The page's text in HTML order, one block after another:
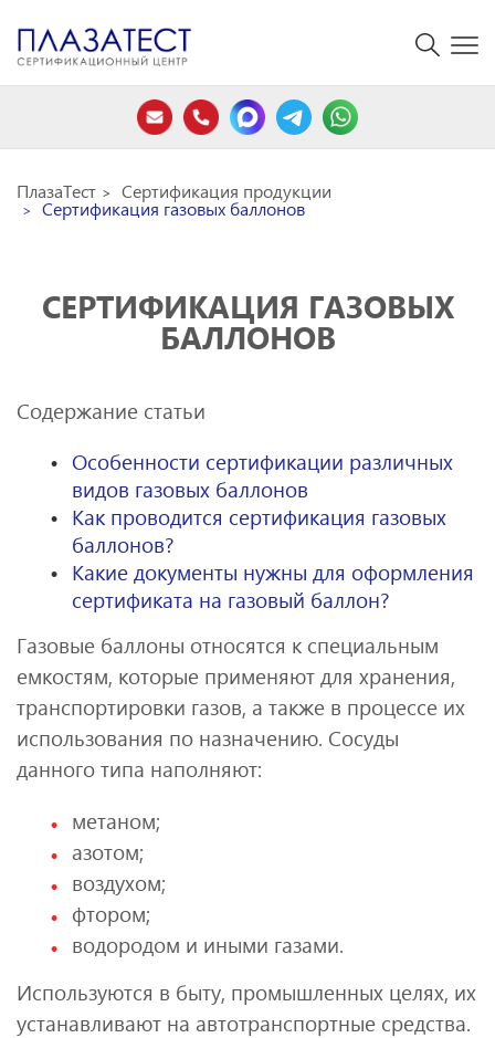
ПлазаТест Сертификация продукции
Сертификация газовых баллонов
СЕРТИФИКАЦИЯ ГАЗОВЫХ
БАЛЛОНОВ
Содержание статьи
Особенности сертификации различных
видов газовых баллонов
Как проводится сертификация газовых
баллонов?
Какие документы нужны для оформления
сертификата на газовый баллон?
Газовые баллоны относятся к специальным
емкостям, которые применяют для хранения,
транспортировки газов, а также в процессе их
использования по назначению. Сосуды
данного типа наполняют:
метаном;
азотом;
воздухом;
фтором;
водородом и иными газами.
Используются в быту, промышленных целях, их
устанавливают на автотранспортные средства.